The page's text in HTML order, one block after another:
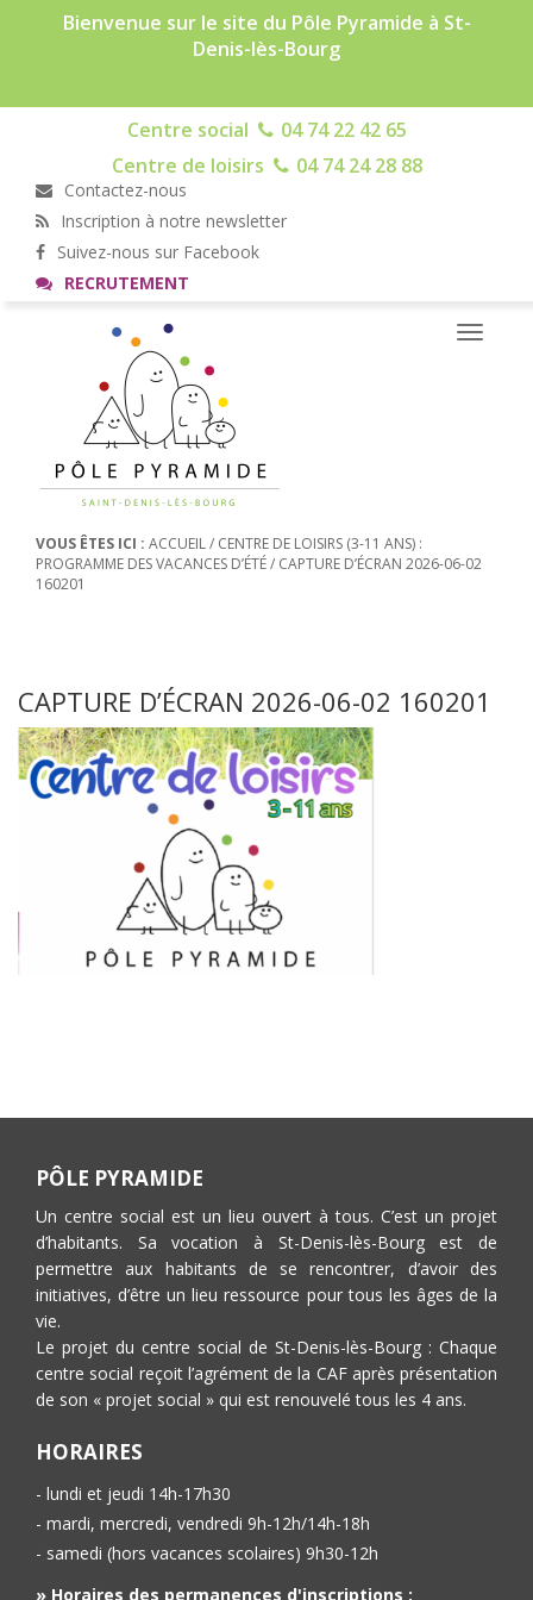
Bienvenue sur le site du Pôle Pyramide à St-
Denis-lès-Bourg
Centre social
04 74 22 42 65
Centre de loisirs
04 74 24 28 88
Contactez-nous
Inscription à notre newsletter
Suivez-nous sur Facebook
RECRUTEMENT
Toggle
VOUS ÊTES ICI : ACCUEIL/ CENTRE DE LOISIRS (3-11 ANS) :
PROGRAMME DES VACANCES D’ÉTÉ/ CAPTURE D’ÉCRAN 2026-06-02
160201
CAPTURE D’ÉCRAN 2026-06-02 160201
PÔLE PYRAMIDE
Un centre social est un lieu ouvert à tous. C’est un projet
d’habitants. Sa vocation à St-Denis-lès-Bourg est de
permettre aux habitants de se rencontrer, d’avoir des
initiatives, d’être un lieu ressource pour tous les âges de la
vie.
Le projet du centre social de St-Denis-lès-Bourg : Chaque
centre social reçoit l’agrément de la CAF après présentation
de son « projet social » qui est renouvelé tous les 4 ans.
HORAIRES
- lundi et jeudi 14h-17h30
- mardi, mercredi, vendredi 9h-12h/14h-18h
- samedi (hors vacances scolaires) 9h30-12h
» Horaires des permanences d'inscriptions :